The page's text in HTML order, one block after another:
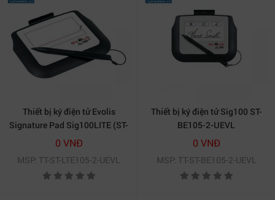
Thiết bị ký điện tử Evolis
Signature Pad Sig100LITE (ST-
LTE105-2-UEVL)
0 VNĐ
MSP: TT-ST-LTE105-2-UEVL
Thiết bị ký điện tử Sig100 ST-
BE105-2-UEVL
0 VNĐ
MSP: TT-ST-BE105-2-UEVL